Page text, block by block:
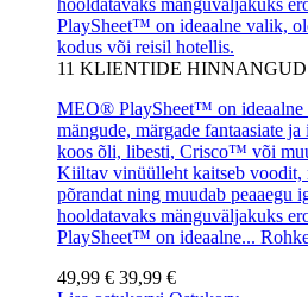
PlaySheet™ on ideaalne valik,
kodus või reisil hotellis.
11 KLIENTIDE HINNANGUD
MEO® PlaySheet™ on ideaalne
mängude, märgade fantaasiate
koos õli, libesti, Crisco™ või
Kiiltav vinüülleht kaitseb voodit,
põrandat ning muudab peaaegu
hooldatavaks mänguväljakuks
PlaySheet™ on ideaalne...
49,99 € 39,99 €